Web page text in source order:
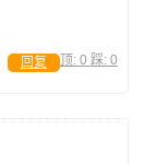
顶: 0 踩: 0
回复